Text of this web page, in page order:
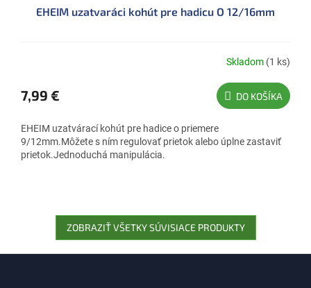
EHEIM uzatvaráci kohút pre hadicu O 12/16mm
Skladom (1 ks)
7,99 € DO KOŠÍKA
EHEIM uzatvárací kohút pre hadice o priemere
9/12mm.Môžete s ním regulovať prietok alebo úplne zastaviť
prietok.Jednoduchá manipulácia.
ZOBRAZIŤ VŠETKY SÚVISIACE PRODUKTY